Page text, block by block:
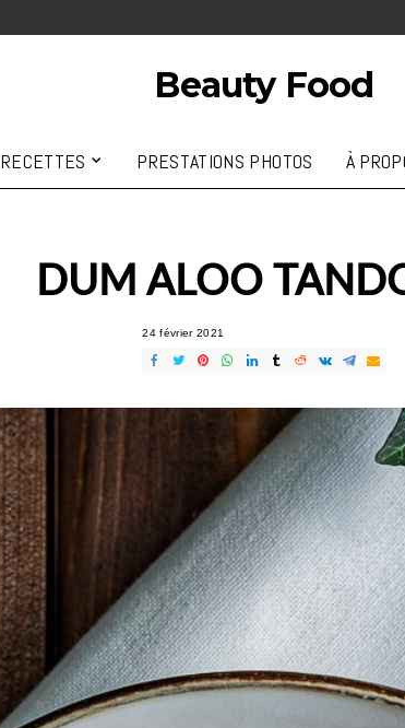
Beauty Food
RECETTES PRESTATIONS PHOTOS À
DUM ALOO
24 février 2021